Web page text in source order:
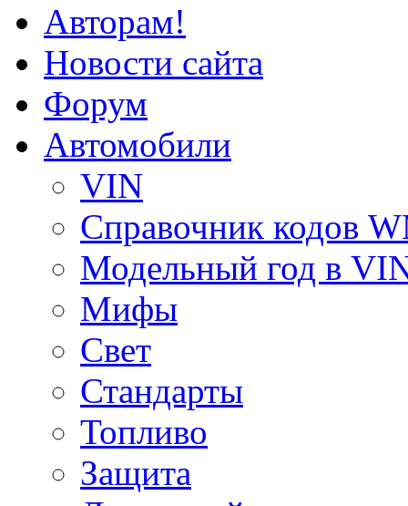
Авторам!
Новости сайта
Форум
Автомобили
VIN
Справочник кодов
Модельный год в
Мифы
Свет
Стандарты
Топливо
Защита